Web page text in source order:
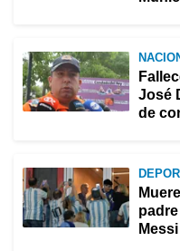
José
de
Messi